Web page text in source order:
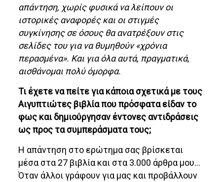
απάντηση, χωρίς φυσικά να λείπουν οι
ιστορικές αναφορές και οι στιγμές
συγκίνησης σε όσους θα ανατρέξουν στις
σελίδες του για να θυμηθούν «χρόνια
περασμένα». Και για όλα αυτά, πραγματικά,
αισθάνομαι πολύ όμορφα.
Τι έχετε να πείτε για κάποια σχετικά με τους
Αιγυπτιώτες βιβλία που πρόσφατα είδαν το
φως και δημιούργησαν έντονες αντιδράσεις
ως προς τα συμπεράσματα τους;
Η απάντηση στο ερώτημα σας βρίσκεται
μέσα στα 27 βιβλία και στα 3.000 άρθρα μου…
Όταν άλλοι γράφουν για μας και προβάλλουν